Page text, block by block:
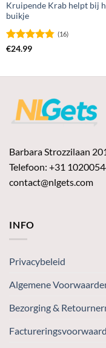
Kruipende Krab helpt bij
buikje
Gewaardeerd
(16)
€24.99
Barbara Strozzilaan
Telefoon: +31
contact@nlgets.com
INFO
Privacybeleid
Algemene
Bezorging &